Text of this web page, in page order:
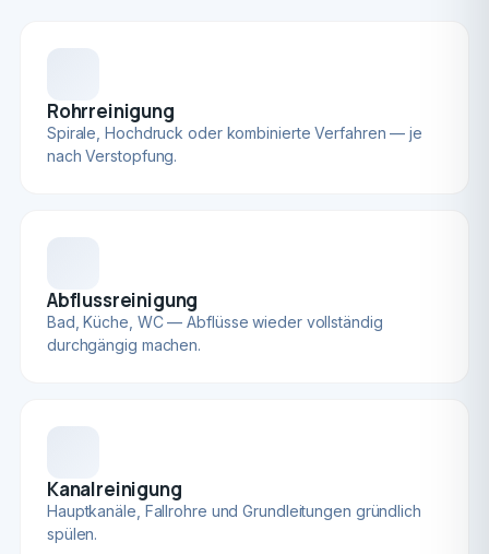
Rohrreinigung
Spirale, Hochdruck oder kombinierte Verfahren — je
nach Verstopfung.
Abflussreinigung
Bad, Küche, WC — Abflüsse wieder vollständig
durchgängig machen.
Kanalreinigung
Hauptkanäle, Fallrohre und Grundleitungen gründlich
spülen.